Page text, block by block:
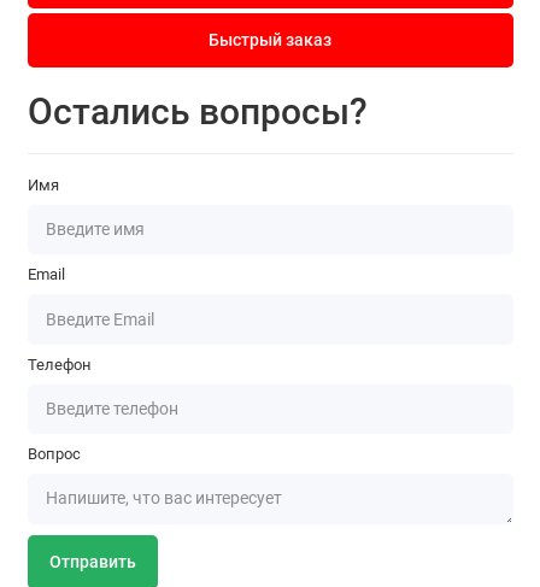
Быстрый заказ
Остались вопросы?
Имя
Email
Телефон
Вопрос
Отправить